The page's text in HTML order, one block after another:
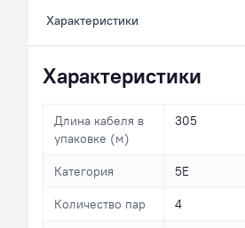
Характеристики
Характеристики
Длина кабеля в
упаковке (м)
305
Категория 5E
Количество пар 4